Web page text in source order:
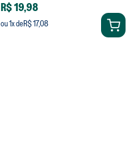
R$ 19,98
ou1x deR$ 17,08